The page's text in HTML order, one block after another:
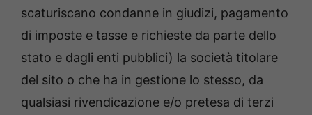
scaturiscano condanne in giudizi, pagamento
di imposte e tasse e richieste da parte dello
stato e dagli enti pubblici) la società titolare
del sito o che ha in gestione lo stesso, da
qualsiasi rivendicazione e/o pretesa di terzi